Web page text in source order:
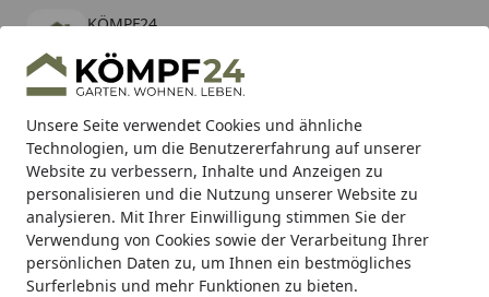
Unsere Seite verwendet Cookies und ähnliche
Technologien, um die Benutzererfahrung auf unserer
Website zu verbessern, Inhalte und Anzeigen zu
personalisieren und die Nutzung unserer Website zu
analysieren. Mit Ihrer Einwilligung stimmen Sie der
Verwendung von Cookies sowie der Verarbeitung Ihrer
persönlichen Daten zu, um Ihnen ein bestmögliches
Surferlebnis und mehr Funktionen zu bieten.
KÖMPF24
kostenlos - Im App Store
Hotline
Alle Produkte
Mein Konto
Suchen
Karibu Pools inkl. gratis Sandfilteranlage & Pool-
Starterset (Gesamtwert bis 468,99€)